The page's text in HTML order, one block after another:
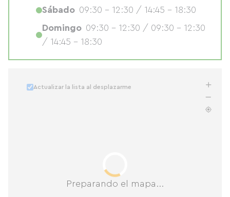
Preparando el mapa...
Actualizar la lista al desplazarme
Sábado 09:30 - 12:30 / 14:45 - 18:30
Domingo 09:30 - 12:30 / 09:30 - 12:30
/ 14:45 - 18:30